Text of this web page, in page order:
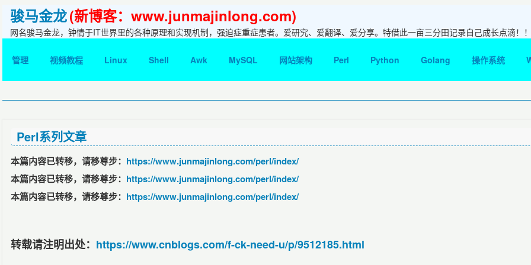
骏马金龙(新博客：www.junmajinlong.com)
网名骏马金龙，钟情于IT世界里的各种原理和实现机制，强迫症重症患者。爱研究、爱翻译、爱分享。特借此一亩三分田记录自己成长点滴！！
管理 视频教程 Linux Shell Awk MySQL 网站架构 Perl Python Golang 操作系统
Perl系列文章
本篇内容已转移，请移尊步： https://www.junmajinlong.com/perl/index/
本篇内容已转移，请移尊步： https://www.junmajinlong.com/perl/index/
本篇内容已转移，请移尊步： https://www.junmajinlong.com/perl/index/
转载请注明出处： https://www.cnblogs.com/f-ck-need-u/p/9512185.html